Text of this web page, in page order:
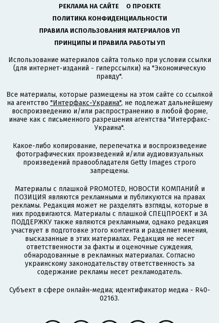
РЕКЛАМА НА САЙТЕ
О ПРОЕКТЕ
ПОЛИТИКА КОНФИДЕНЦИАЛЬНОСТИ
ПРАВИЛА ИСПОЛЬЗОВАНИЯ МАТЕРИАЛОВ УП
ПРИНЦИПЫ И ПРАВИЛА РАБОТЫ УП
Использование материалов сайта только при условии ссылки
(для интернет-изданий - гиперссылки) на "Экономическую
правду".
Все материалы, которые размещены на этом сайте со ссылкой
на агентство "Интерфакс-Украина", не подлежат дальнейшему
воспроизведению и/или распространению в любой форме,
иначе как с письменного разрешения агентства "Интерфакс-
Украина".
Какое-либо копирование, перепечатка и воспроизведение
фотографических произведений и/или аудиовизуальных
произведений правообладателя Getty Images строго
запрещены.
Материалы с плашкой PROMOTED, НОВОСТИ КОМПАНИЙ и
ПОЗИЦИЯ являются рекламными и публикуются на правах
рекламы. Редакция может не разделять взгляды, которые в
них продвигаются. Материалы с плашкой СПЕЦПРОЕКТ и ЗА
ПОДДЕРЖКУ также являются рекламными, однако редакция
участвует в подготовке этого контента и разделяет мнения,
высказанные в этих материалах. Редакция не несет
ответственности за факты и оценочные суждения,
обнародованные в рекламных материалах. Согласно
украинскому законодательству ответственность за
содержание рекламы несет рекламодатель.
Субъект в сфере онлайн-медиа; идентификатор медиа - R40-
02163.